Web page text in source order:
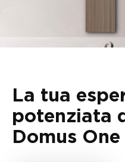
La tua
potenziata
Domus One